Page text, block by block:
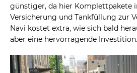
günstiger, da hier Komplettpakete
Versicherung und Tankfüllung zur
Navi kostet extra, wie sich bald
aber eine hervorragende Investition.